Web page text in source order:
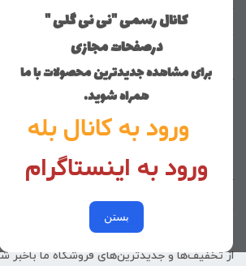
کانال رسمی "نی نی گلی "
درصفحات مجازی
برای مشاهده جدیدترین محصولات با ما
همراه شوید.
ورود به کانال بله
ورود به اینستاگرام
بستن
خانه
کوچولوهای نی نی گلی
تماس با ما
کد پیگیری سفارشات
خرید عمده
از تخفیف‌ها و جدیدترین‌های فروشگاه ما باخبر